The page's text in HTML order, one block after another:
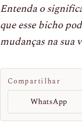
Entenda o
que esse bicho
mudanças na sua
Compartilhar
WhatsApp